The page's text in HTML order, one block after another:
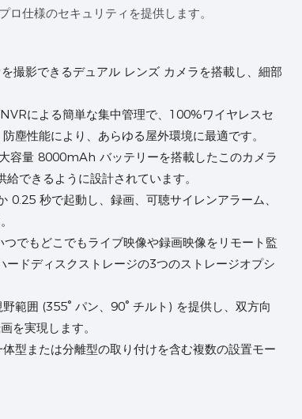
仕様のセキュリティを提供します。
撮影できるデュアル レンズ カメラを搭載し、細部
による簡単な集中管理で、100%ワイヤレスセ
塵性能により、あらゆる屋外環境に最適です。
容量 8000mAh バッテリーを搭載したこのカメラ
できるように設計されています。
0.25 秒で起動し、録画、可聴サイレンアラーム、
でもどこでもライブ映像や録画映像をリモート監
ドディスクストレージの3つのストレージオプシ
範囲 (355° パン、90° チルト) を提供し、双方向
を実現します。
型または分離型の取り付けを含む複数の設置モー